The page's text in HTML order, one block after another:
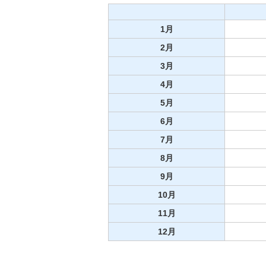
1月
2月
3月
4月
5月
6月
7月
8月
9月
10月
11月
12月